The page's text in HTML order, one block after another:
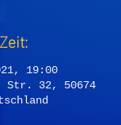
19:00
Str. 32, 50674